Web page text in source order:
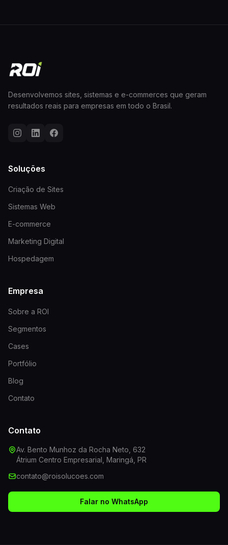
Desenvolvemos sites, sistemas e e-commerces que geram
resultados reais para empresas em todo o Brasil.
Soluções
Criação de Sites
Sistemas Web
E-commerce
Marketing Digital
Hospedagem
Empresa
Sobre a ROI
Segmentos
Cases
Portfólio
Blog
Contato
Contato
Av. Bento Munhoz da Rocha Neto, 632
Átrium Centro Empresarial, Maringá, PR
contato@roisolucoes.com
Falar no WhatsApp